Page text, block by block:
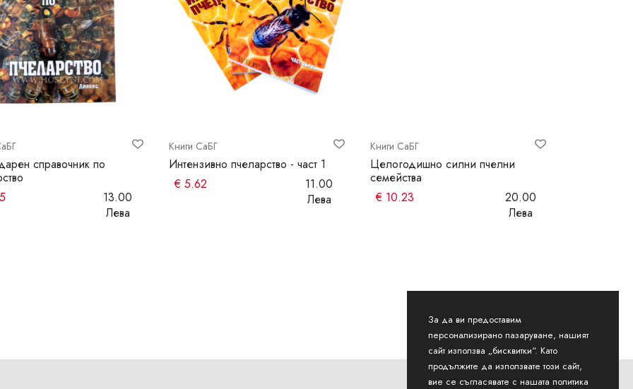
справочник по
13.00
Лева
Книги СаБГ
Интензивно пчеларство - част 1
€ 5.62
11.00
Лева
Книги СаБГ
Целогодишно силни пчелни
семейства
€ 10.23
20.00
Лева
За да ви предоставим
персонализирано пазаруване, нашият
сайт използва „бисквитки“. Като
продължите да използвате този сайт,
вие се съгласявате с нашата политика